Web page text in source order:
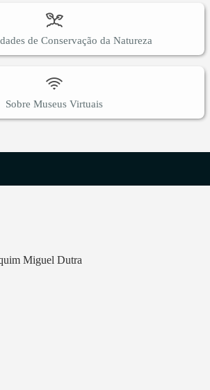
de Conservação da Natureza
Sobre Museus Virtuais
Miguel Dutra